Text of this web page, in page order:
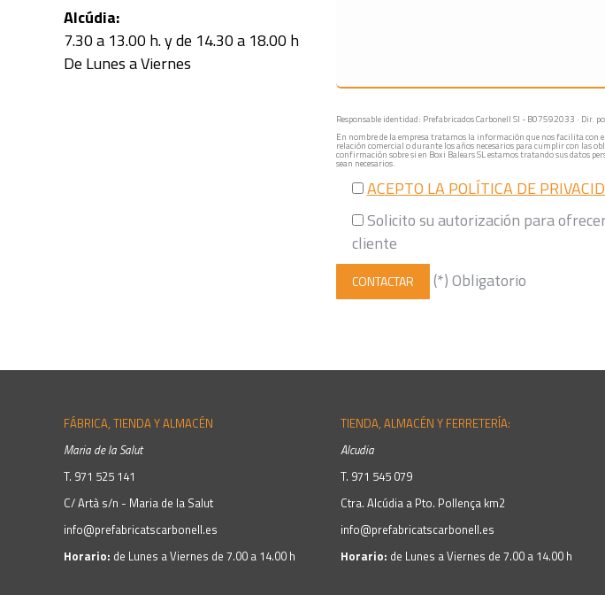
Alcúdia:
7.30 a 13.00 h. y de 14.30 a 18.00 h
De Lunes a Viernes
Responsable identidad: Prefabricados Carbonell Sl - B07592033 · Dir.
En nombre de la empresa tratamos la información que nos facilita con
relación comercial o durante los años necesarios para cumplir con las
confirmación sobre si en Boxi Balears SL estamos tratando sus datos
sean necesarios.
ACEPTO LA POLÍTICA DE
Solicito su autorización para
cliente
(*) Obligatorio
FÁBRICA, TIENDA Y ALMACÉN
Maria de la Salut
T. 971 525 141
C/ Artà s/n - Maria de la Salut
info@prefabricatscarbonell.es
Horario: de Lunes a Viernes de 7.00 a 14.00 h
TIENDA, ALMACÉN Y FERRETERÍA:
Alcudia
T. 971 545 079
Ctra. Alcúdia a Pto. Pollença km2
info@prefabricatscarbonell.es
Horario: de Lunes a Viernes de 7.00 a 14.00 h